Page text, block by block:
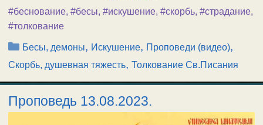
#беснование, #бесы, #искушение, #скорбь, #страдание,
#толкование
Рубрики
Бесы, демоны, Искушение, Проповеди (видео),
Скорбь, душевная тяжесть, Толкование Св.Писания
Проповедь 13.08.2023.